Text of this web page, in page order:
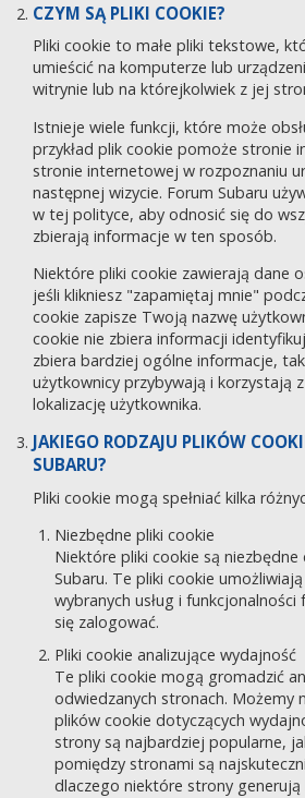
CZYM SĄ PLIKI COOKIE?
Pliki cookie to małe pliki tekstowe,
umieścić na komputerze lub
witrynie lub na którejkolwiek z jej
Istnieje wiele funkcji, które może
przykład plik cookie pomoże stronie
stronie internetowej w rozpoznaniu
następnej wizycie. Forum Subaru
w tej polityce, aby odnosić się do
zbierają informacje w ten sposób.
Niektóre pliki cookie zawierają dane
jeśli klikniesz "zapamiętaj mnie"
cookie zapisze Twoją nazwę
cookie nie zbiera informacji
zbiera bardziej ogólne informacje,
użytkownicy przybywają i korzystają
lokalizację użytkownika.
JAKIEGO RODZAJU PLIKÓW
SUBARU?
Pliki cookie mogą spełniać kilka
Niezbędne pliki cookie
Niektóre pliki cookie są niezbędne
Subaru. Te pliki cookie
wybranych usług i
się zalogować.
Pliki cookie analizujące wydajność
Te pliki cookie mogą gromadzić
odwiedzanych stronach. Możemy
plików cookie dotyczących
strony są najbardziej popularne,
pomiędzy stronami są
dlaczego niektóre strony generują